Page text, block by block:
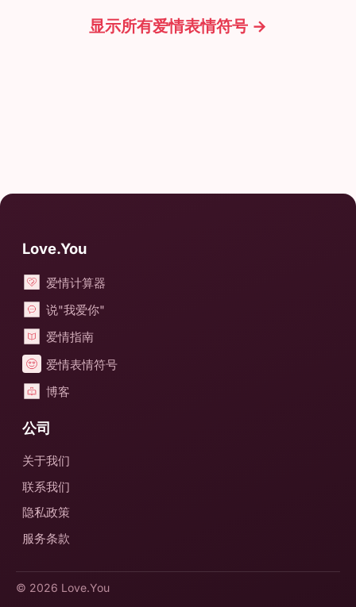
显示所有爱情表情符号 →
Love.You
爱情计算器
说"我爱你"
爱情指南
爱情表情符号
博客
公司
关于我们
联系我们
隐私政策
服务条款
© 2026 Love.You